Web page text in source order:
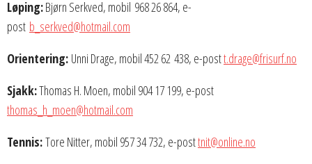
Løping:Bjørn Serkved, mobil 968 26 864, e-
post b_serkved@hotmail.com
Orientering: Unni Drage, mobil 452 62 438, e-postt.drage@frisurf.no
Sjakk:Thomas H. Moen, mobil 904 17 199, e-post
thomas_h_moen@hotmail.com
Tennis:Tore Nitter, mobil 957 34 732, e-posttnit@online.no